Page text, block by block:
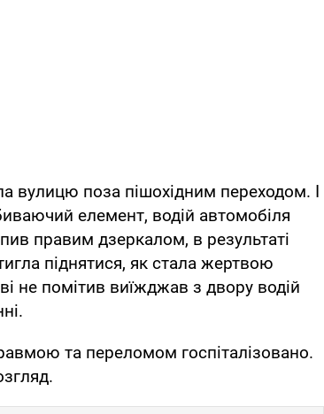
вулицю поза пішохідним переходом. І
елемент, водій автомобіля
правим дзеркалом, в результаті
піднятися, як стала жертвою
не помітив виїжджав з двору водій
та переломом госпіталізовано.